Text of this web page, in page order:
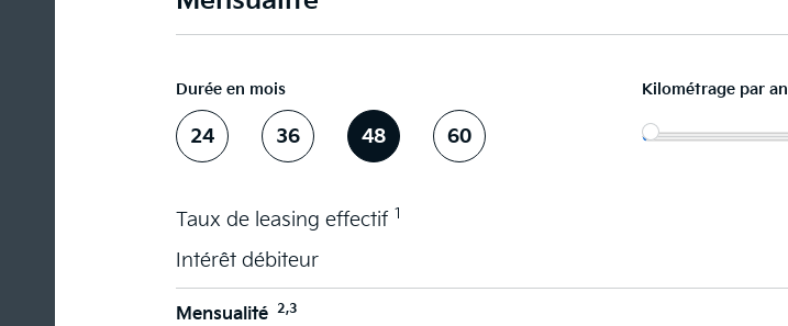
Durée en mois
24 36 48 60
Kilométrage par an
Taux de leasing effectif 1
Intérêt débiteur
Mensualité 2,3